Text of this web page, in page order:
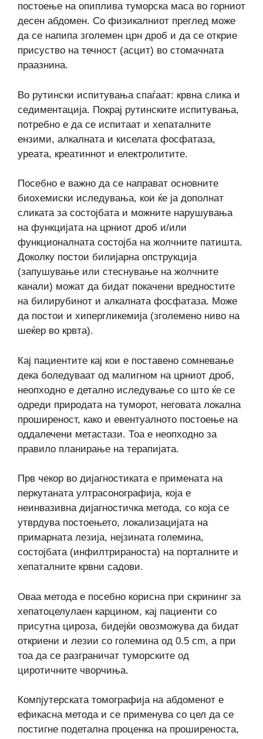
постоење на опиплива туморска маса во горниот
десен абдомен. Со физикалниот преглед може
да се напипа зголемен црн дроб и да се открие
присуство на течност (асцит) во стомачната
праазнина.
Во рутински испитувања спаѓаат: крвна слика и
седиментација. Покрај рутинските испитувања,
потребно е да се испитаат и хепаталните
ензими, алкалната и киселата фосфатаза,
уреата, креатиннот и електролитите.
Посебно е важно да се направат основните
биохемиски иследувања, кои ќе ја дополнат
сликата за состојбата и можните нарушувања
на функцијата на црниот дроб и/или
функционалната состојба на жолчните патишта.
Доколку постои билијарна опструкција
(запушување или стеснување на жолчните
канали) можат да бидат покачени вредностите
на билирубинот и алкалната фосфатаза. Може
да постои и хипергликемија (зголемено ниво на
шеќер во крвта).
Кај пациентите кај кои е поставено сомневање
дека боледуваат од малигном на црниот дроб,
неопходно е детално иследување со што ќе се
одреди природата на туморот, неговата локална
проширеност, како и евентуалното постоење на
оддалечени метастази. Тоа е неопходно за
правило планирање на терапијата.
Прв чекор во дијагностиката е примената на
перкутаната ултрасонографија, која е
неинвазивна дијагностичка метода, со која се
утврдува постоењето, локализацијата на
примарната лезија, нејзината големина,
состојбата (инфилтрираноста) на порталните и
хепаталните крвни садови.
Оваа метода е посебно корисна при скрининг за
хепатоцелулаен карцином, кај пациенти со
присутна цироза, бидејќи овозможува да бидат
откриени и лезии со големина од 0.5 cm, а при
тоа да се разграничат туморските од
циротичните чворчиња.
Компјутерската томографија на абдоменот е
ефикасна метода и се применува со цел да се
постигне подетална проценка на проширеноста,